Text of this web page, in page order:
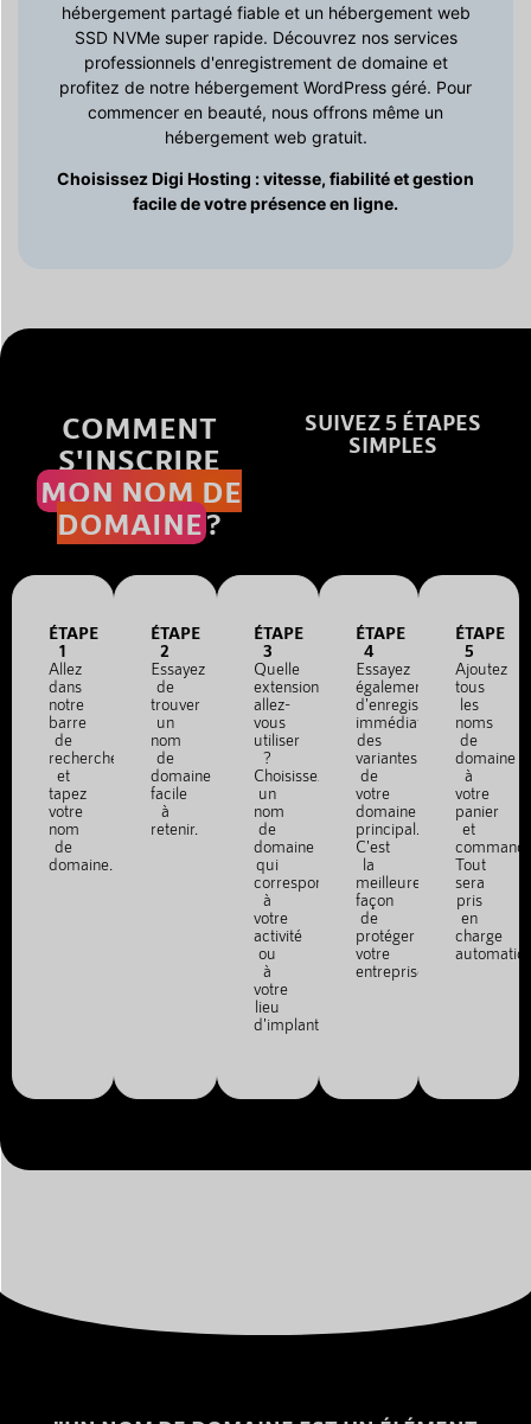
hébergement partagé fiable et un hébergement web
SSD NVMe super rapide. Découvrez nos services
professionnels d'enregistrement de domaine et
profitez de notre hébergement WordPress géré. Pour
commencer en beauté, nous offrons même un
hébergement web gratuit.
Choisissez Digi Hosting : vitesse, fiabilité et gestion
facile de votre présence en ligne.
COMMENT
S'INSCRIRE
MON NOM DE
DOMAINE?
SUIVEZ 5 ÉTAPES
SIMPLES
ÉTAPE
1
Allez
dans
notre
barre
de
recherche
et
tapez
votre
nom
de
domaine.
ÉTAPE
2
Essayez
de
trouver
un
nom
de
domaine
facile
à
retenir.
ÉTAPE
3
Quelle
extension
allez-
vous
utiliser
?
Choisissez
un
nom
de
domaine
qui
correspond
à
votre
activité
ou
à
votre
lieu
d'implantation.
ÉTAPE
4
Essayez
également
d'enregistrer
immédiatement
des
variantes
de
votre
domaine
principal.
C'est
la
meilleure
façon
de
protéger
votre
entreprise.
ÉTAPE
5
Ajoutez
tous
les
noms
de
domaine
à
votre
panier
et
Tout
sera
pris
en
charge